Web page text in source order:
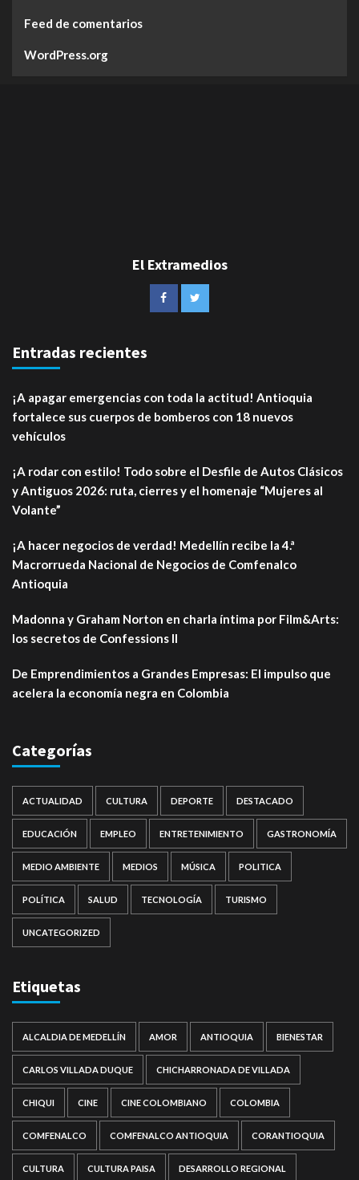
Feed de comentarios
WordPress.org
El Extramedios
Entradas recientes
¡A apagar emergencias con toda la actitud! Antioquia
fortalece sus cuerpos de bomberos con 18 nuevos
vehículos
¡A rodar con estilo! Todo sobre el Desfile de Autos Clásicos
y Antiguos 2026: ruta, cierres y el homenaje “Mujeres al
Volante”
¡A hacer negocios de verdad! Medellín recibe la 4.ª
Macrorrueda Nacional de Negocios de Comfenalco
Antioquia
Madonna y Graham Norton en charla íntima por Film&Arts:
los secretos de Confessions II
De Emprendimientos a Grandes Empresas: El impulso que
acelera la economía negra en Colombia
Categorías
ACTUALIDAD CULTURA DEPORTE DESTACADO
EDUCACIÓN EMPLEO ENTRETENIMIENTO GASTRONOMÍA
MEDIO AMBIENTE MEDIOS MÚSICA POLITICA
POLÍTICA SALUD TECNOLOGÍA TURISMO
UNCATEGORIZED
Etiquetas
ALCALDIA DE MEDELLÍN AMOR ANTIOQUIA BIENESTAR
CARLOS VILLADA DUQUE CHICHARRONADA DE VILLADA
CHIQUI CINE CINE COLOMBIANO COLOMBIA
COMFENALCO COMFENALCO ANTIOQUIA CORANTIOQUIA
CULTURA CULTURA PAISA DESARROLLO REGIONAL